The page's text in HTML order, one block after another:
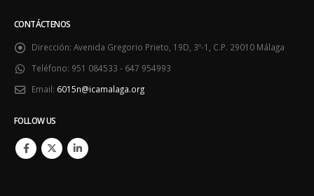
CONTÁCTENOS
Dirección: Avenida Gregorio Prieto, 19D, 3º-1, C.P. 29010 Málaga
Teléfono: 951 084533 - 647 954993
Email: 6015n@icamalaga.org
FOLLOW US